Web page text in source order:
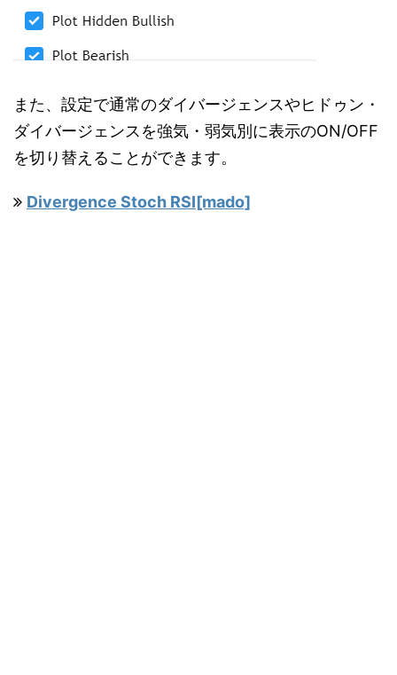
また、設定で通常のダイバージェンスやヒドゥン・
ダイバージェンスを強気・弱気別に表示のON/OFF
を切り替えることができます。
Divergence Stoch RSI[mado]